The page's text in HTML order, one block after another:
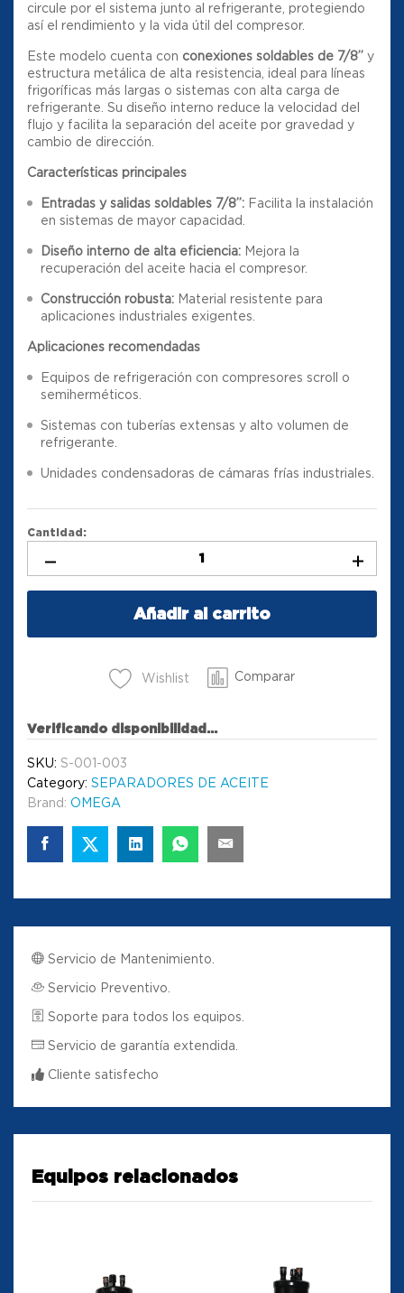
circule por el sistema junto al refrigerante, protegiendo
así el rendimiento y la vida útil del compresor.
Este modelo cuenta con conexiones soldables de 7/8” y
estructura metálica de alta resistencia, ideal para líneas
frigoríficas más largas o sistemas con alta carga de
refrigerante. Su diseño interno reduce la velocidad del
flujo y facilita la separación del aceite por gravedad y
cambio de dirección.
Características principales
Entradas y salidas soldables 7/8”: Facilita la instalación
en sistemas de mayor capacidad.
Diseño interno de alta eficiencia: Mejora la
recuperación del aceite hacia el compresor.
Construcción robusta: Material resistente para
aplicaciones industriales exigentes.
Aplicaciones recomendadas
Equipos de refrigeración con compresores scroll o
semiherméticos.
Sistemas con tuberías extensas y alto volumen de
refrigerante.
Unidades condensadoras de cámaras frías industriales.
Cantidad:
Añadir al carrito
Wishlist Comparar
Verificando disponibilidad...
SKU: S-001-003
Category: SEPARADORES DE ACEITE
Brand: OMEGA
Servicio de Mantenimiento.
Servicio Preventivo.
Soporte para todos los equipos.
Servicio de garantía extendida.
Cliente satisfecho
Equipos relacionados